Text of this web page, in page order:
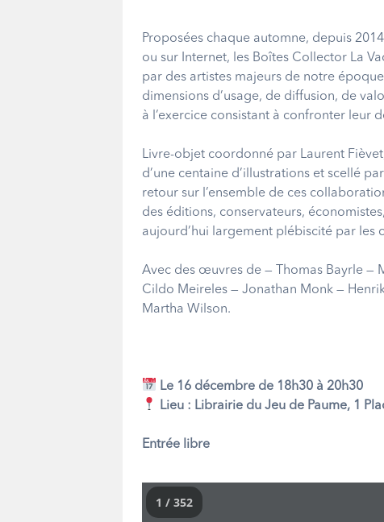
Proposées chaque automne, depuis
ou sur Internet, les Boîtes Collector La
par des artistes majeurs de notre
dimensions d’usage, de diffusion, de
à l’exercice consistant à confronter leur
Livre-objet coordonné par Laurent
d’une centaine d’illustrations et scellé
retour sur l’ensemble de ces
des éditions, conservateurs,
aujourd’hui largement plébiscité par les
Avec des œuvres de — Thomas Bayrle —
Cildo Meireles — Jonathan Monk —
Martha Wilson.
Le 16 décembre de 18h30 à 20h30
Lieu : Librairie du Jeu de Paume, 1
Entrée libre
1 / 352